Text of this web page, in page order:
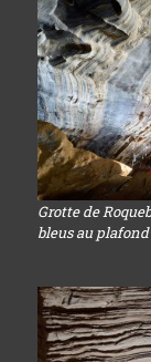
Grotte de
bleus au